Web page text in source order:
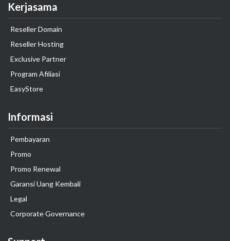
Kerjasama
Reseller Domain
Reseller Hosting
Exclusive Partner
Program Afiliasi
EasyStore
Informasi
Pembayaran
Promo
Promo Renewal
Garansi Uang Kembali
Legal
Corporate Governance